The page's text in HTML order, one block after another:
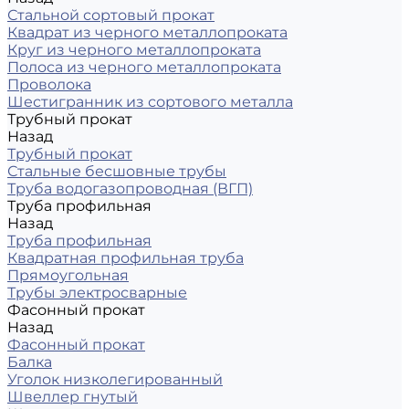
Стальной сортовый прокат
Квадрат из черного металлопроката
Круг из черного металлопроката
Полоса из черного металлопроката
Проволока
Шестигранник из сортового металла
Трубный прокат
Назад
Трубный прокат
Стальные бесшовные трубы
Труба водогазопроводная (ВГП)
Труба профильная
Назад
Труба профильная
Квадратная профильная труба
Прямоугольная
Трубы электросварные
Фасонный прокат
Назад
Фасонный прокат
Балка
Уголок низколегированный
Швеллер гнутый